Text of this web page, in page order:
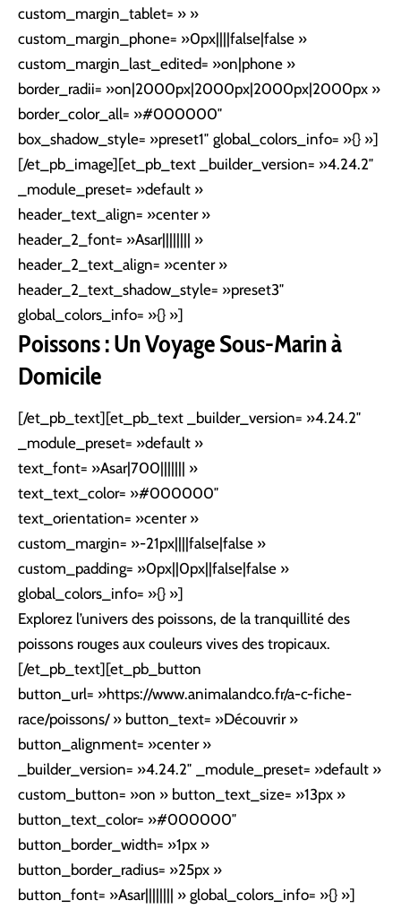
custom_margin_tablet= » »
custom_margin_phone= »0px||||false|false »
custom_margin_last_edited= »on|phone »
border_radii= »on|2000px|2000px|2000px|2000px »
border_color_all= »#000000″
box_shadow_style= »preset1″ global_colors_info= »{} »]
[/et_pb_image][et_pb_text _builder_version= »4.24.2″
_module_preset= »default »
header_text_align= »center »
header_2_font= »Asar|||||||| »
header_2_text_align= »center »
header_2_text_shadow_style= »preset3″
global_colors_info= »{} »]
Poissons : Un Voyage Sous-Marin à
Domicile
[/et_pb_text][et_pb_text _builder_version= »4.24.2″
_module_preset= »default »
text_font= »Asar|700||||||| »
text_text_color= »#000000″
text_orientation= »center »
custom_margin= »-21px||||false|false »
custom_padding= »0px||0px||false|false »
global_colors_info= »{} »]
Explorez l’univers des poissons, de la tranquillité des
poissons rouges aux couleurs vives des tropicaux.
[/et_pb_text][et_pb_button
button_url= »https://www.animalandco.fr/a-c-fiche-
race/poissons/ » button_text= »Découvrir »
button_alignment= »center »
_builder_version= »4.24.2″ _module_preset= »default »
custom_button= »on » button_text_size= »13px »
button_text_color= »#000000″
button_border_width= »1px »
button_border_radius= »25px »
button_font= »Asar|||||||| » global_colors_info= »{} »]